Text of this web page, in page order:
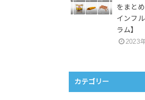
をまと
インフ
ラム】
2023
カテゴリー